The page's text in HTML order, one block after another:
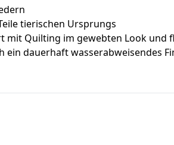
tierischen Ursprungs
mit Quilting im gewebten Look
dauerhaft wasserabweisendes